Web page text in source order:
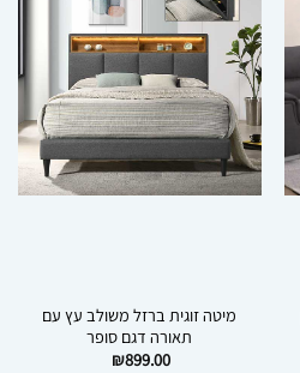
מיטה זוגית ברזל משולב עץ עם
תאורה דגם סופר
₪899.00